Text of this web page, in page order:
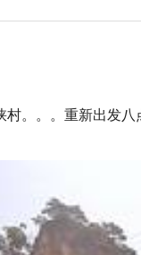
。。。重新出发